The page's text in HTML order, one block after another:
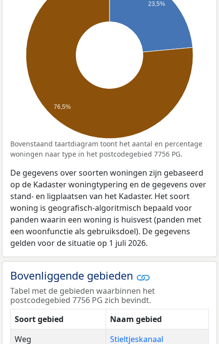
23,5%
76,5%
Bovenstaand taartdiagram toont het aantal en percentage
woningen naar type in het postcodegebied 7756 PG.
De gegevens over soorten woningen zijn gebaseerd
op de Kadaster woningtypering en de gegevens over
stand- en ligplaatsen van het Kadaster. Het soort
woning is geografisch-algoritmisch bepaald voor
panden waarin een woning is huisvest (panden met
een woonfunctie als gebruiksdoel). De gegevens
gelden voor de situatie op 1 juli 2026.
Bovenliggende gebieden
Tabel met de gebieden waarbinnen het
postcodegebied 7756 PG zich bevindt.
Soort gebied
Naam gebied
Weg
Stieltjeskanaal